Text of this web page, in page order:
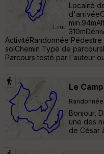
Localité
ActivitéRandonnée
solChemin Type de
Parcours testé par l'auteur
Le
Bonjour,
une des
de César